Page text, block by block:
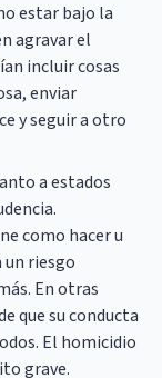
estar bajo la
agravar el
incluir cosas
enviar
y seguir a otro
a estados
como hacer u
un riesgo
En otras
que su conducta
El homicidio
grave.